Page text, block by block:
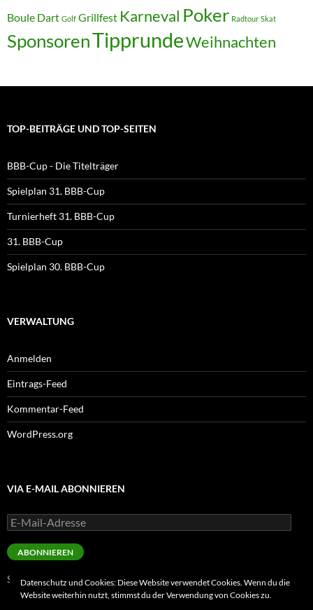
Boule Dart Golf Grillfest Karneval Poker Radtour Skat
SponsorenTipprundeWeihnachten
TOP-BEITRÄGE UND TOP-SEITEN
BBB-Cup - Die Titelträger
Spielplan 31. BBB-Cup
Turnierheft 31. BBB-Cup
31. BBB-Cup
Spielplan 30. BBB-Cup
VERWALTUNG
Anmelden
Eintrags-Feed
Kommentar-Feed
WordPress.org
VIA E-MAIL ABONNIEREN
E-
Mail-
Adresse
ABONNIEREN
Schließe dich 3 anderen Abonnenten an
Datenschutz und Cookies: Diese Website verwendet Cookies. Wenn du die
Website weiterhin nutzt, stimmst du der Verwendung von Cookies zu.